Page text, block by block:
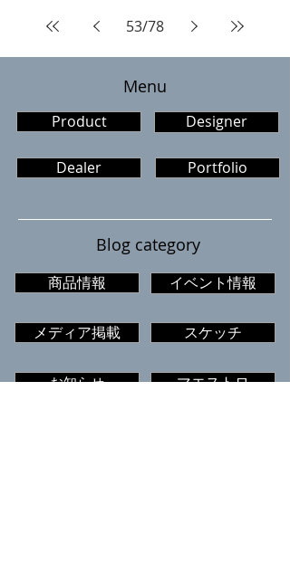
53/78
​Menu
Product
Dealer
Designer
Portfolio
Blog category
商品情報 イベント情報
メディア掲載 スケッチ
お知らせ マエストロ